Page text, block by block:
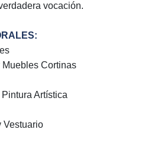
vocación.
Cortinas
Artística
Vestuario